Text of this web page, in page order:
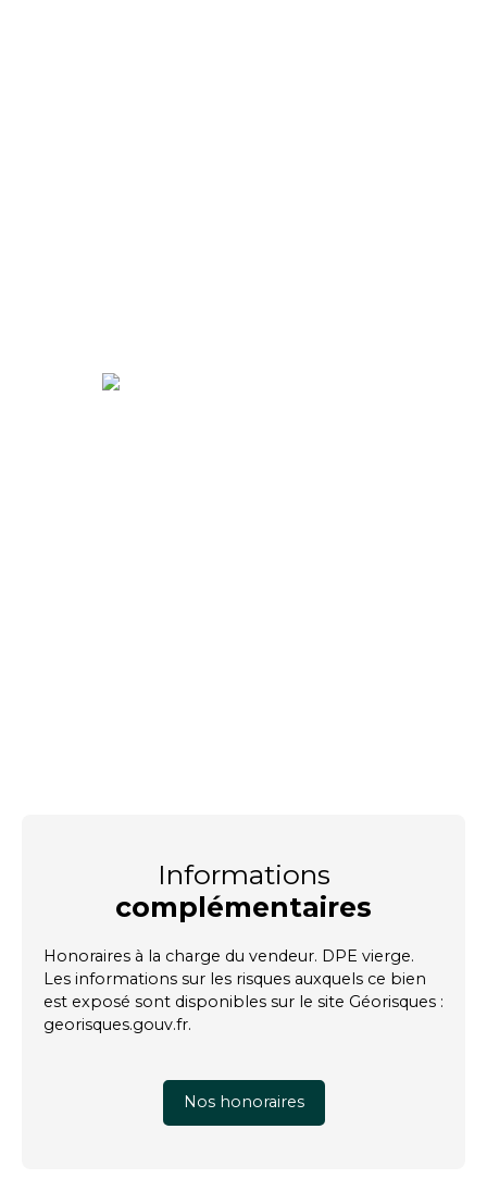
Informations
complémentaires
Honoraires à la charge du vendeur. DPE vierge.
Les informations sur les risques auxquels ce bien
est exposé sont disponibles sur le site Géorisques :
georisques.gouv.fr.
Nos honoraires